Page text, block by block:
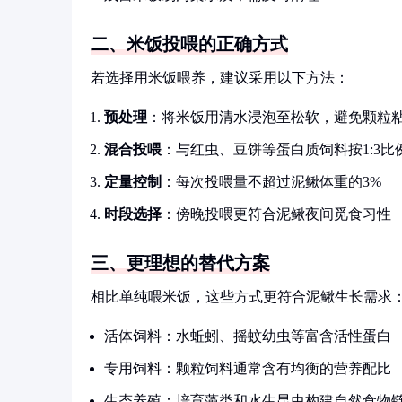
二、米饭投喂的正确方式
若选择用米饭喂养，建议采用以下方法：
预处理 ：将米饭用清水浸泡至松软，避免颗粒
混合投喂 ：与红虫、豆饼等蛋白质饲料按1:3比
定量控制 ：每次投喂量不超过泥鳅体重的3%
时段选择 ：傍晚投喂更符合泥鳅夜间觅食习性
三、更理想的替代方案
相比单纯喂米饭，这些方式更符合泥鳅生长需求：
活体饲料：水蚯蚓、摇蚊幼虫等富含活性蛋白
专用饲料：颗粒饲料通常含有均衡的营养配比